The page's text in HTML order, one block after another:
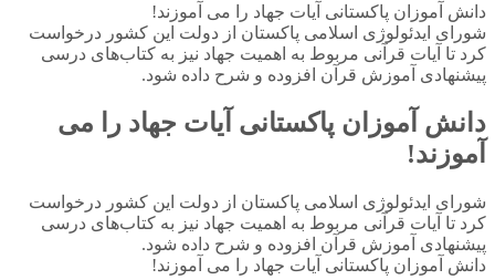
دانش آموزان پاکستانی آیات جهاد را می آموزند!
شورای ایدئولوژی اسلامی پاکستان از دولت این کشور درخواست
کرد تا آیات قرآنی مربوط به اهمیت جهاد نیز به کتاب‌های درسی
پیشنهادی آموزش قرآن افزوده و شرح داده شود.
دانش آموزان پاکستانی آیات جهاد را می
آموزند!
شورای ایدئولوژی اسلامی پاکستان از دولت این کشور درخواست
کرد تا آیات قرآنی مربوط به اهمیت جهاد نیز به کتاب‌های درسی
پیشنهادی آموزش قرآن افزوده و شرح داده شود.
دانش آموزان پاکستانی آیات جهاد را می آموزند!